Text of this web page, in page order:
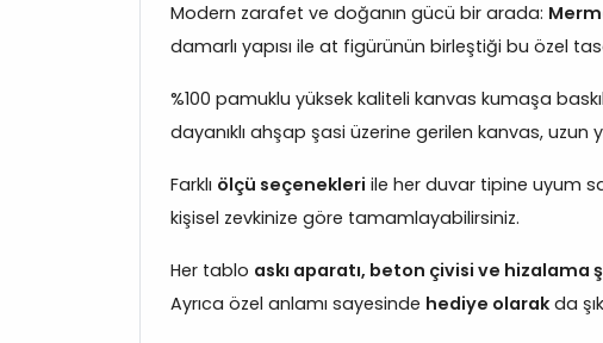
Modern zarafet ve doğanın gücü bir arada:
damarlı yapısı ile at figürünün birleştiği bu özel
%100 pamuklu yüksek kaliteli kanvas kumaşa
dayanıklı ahşap şasi üzerine gerilen kanvas, uzun
Farklı ölçü seçenekleri ile her duvar tipine uyum
kişisel zevkinize göre tamamlayabilirsiniz.
Her tablo askı aparatı, beton çivisi ve hizalama
Ayrıca özel anlamı sayesinde hediye olarak da